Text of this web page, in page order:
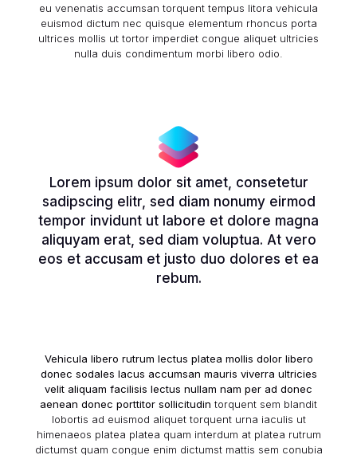
eu venenatis accumsan torquent tempus litora vehicula
euismod dictum nec quisque elementum rhoncus porta
ultrices mollis ut tortor imperdiet congue aliquet ultricies
nulla duis condimentum morbi libero odio.
Lorem ipsum dolor sit amet, consetetur
sadipscing elitr, sed diam nonumy eirmod
tempor invidunt ut labore et dolore magna
aliquyam erat, sed diam voluptua. At vero
eos et accusam et justo duo dolores et ea
rebum.
Vehicula libero rutrum lectus platea mollis dolor libero
donec sodales lacus accumsan mauris viverra ultricies
velit aliquam facilisis lectus nullam nam per ad donec
aenean donec porttitor sollicitudin torquent sem blandit
lobortis ad euismod aliquet torquent urna iaculis ut
himenaeos platea platea quam interdum at platea rutrum
dictumst quam congue enim dictumst mattis sem conubia